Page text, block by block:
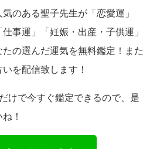
のある聖子先生が「恋愛運」
仕事運」「妊娠・出産・子供運」
たの選んだ運気を無料鑑定！また
を配信致します！
けで今すぐ鑑定できるので、是
！